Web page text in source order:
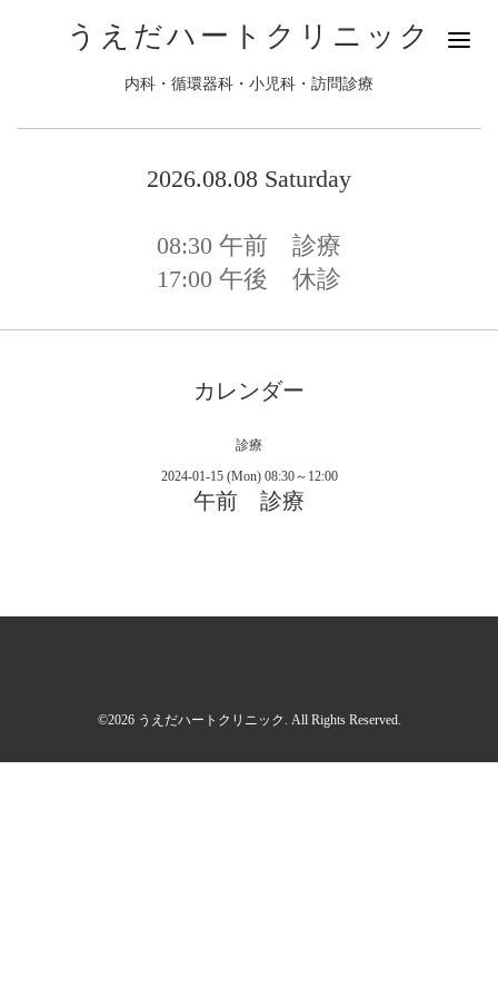
うえだハートクリニック
内科・循環器科・小児科・訪問診療
2026.08.08 Saturday
08:30 午前 診療
17:00 午後 休診
カレンダー
診療
2024-01-15 (Mon) 08:30～12:00
午前 診療
©2026 うえだハートクリニック . All Rights Reserved.